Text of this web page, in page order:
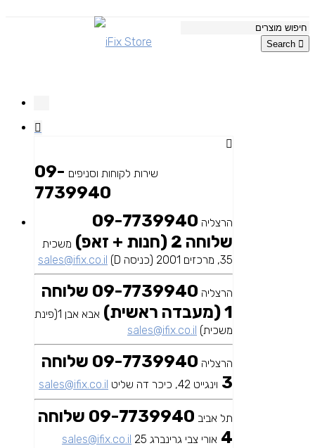
Search
שירות לקוחות וסניפים 09-
7739940
הרצליה 09-7739940
שלוחה 2 (חנות + זאפ)
משכית
35, מרכזים 2001 (כניסה D)
sales@ifix.co.il
הרצליה
09-7739940 שלוחה
1 (מעבדה ראשית)
אבא אבן 1(פינת
משכית) sales@ifix.co.il
הרצליה
09-7739940 שלוחה
3 וינגייט 42, כיכר דה שליט sales@ifix.co.il
תל אביב
09-7739940 שלוחה
4 אורי צבי גרינברג 25 sales@ifix.co.il